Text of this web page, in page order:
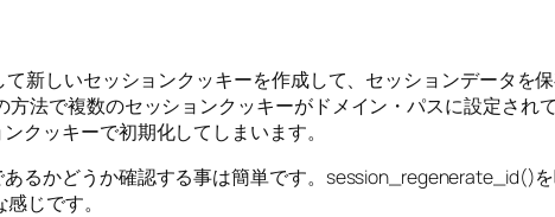
新しいセッションクッキーを作成して、セッションデータを保
法で複数のセッションクッキーがドメイン・パスに設定され
クッキーで初期化してしまいます。
るかどうか確認する事は簡単です。session_regenerate_id()
じです。